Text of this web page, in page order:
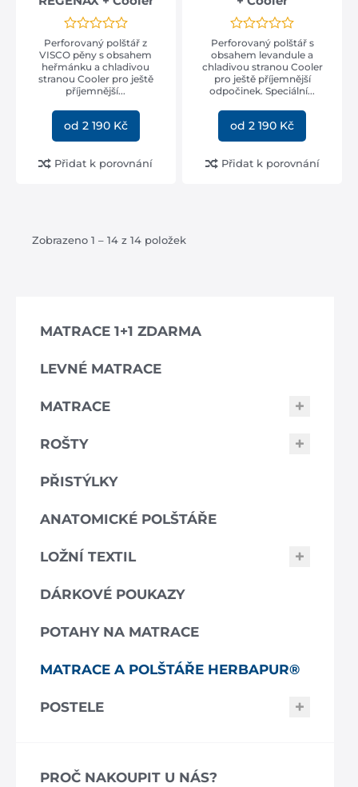
Perforovaný polštář z
VISCO pěny s obsahem
heřmánku a chladivou
stranou Cooler pro ještě
příjemnější...
od 2 190 Kč
Přidat k porovnání
Perforovaný polštář s
obsahem levandule a
chladivou stranou Cooler
pro ještě příjemnější
odpočinek. Speciální...
od 2 190 Kč
Přidat k porovnání
Zobrazeno 1 – 14 z 14 položek
MATRACE 1+1 ZDARMA
LEVNÉ MATRACE
MATRACE
ROŠTY
PŘISTÝLKY
ANATOMICKÉ POLŠTÁŘE
LOŽNÍ TEXTIL
DÁRKOVÉ POUKAZY
POTAHY NA MATRACE
MATRACE A POLŠTÁŘE HERBAPUR®
POSTELE
PROČ NAKOUPIT U NÁS?